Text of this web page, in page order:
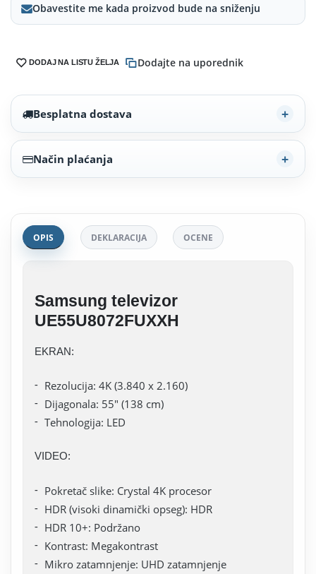
Obavestite me kada proizvod bude na sniženju
DODAJ NA LISTU ŽELJA Dodajte na uporednik
Besplatna dostava
Način plaćanja
OPIS DEKLARACIJA OCENE
Samsung televizor
UE55U8072FUXXH
EKRAN:
Rezolucija: 4K (3.840 x 2.160)
Dijagonala: 55" (138 cm)
Tehnologija: LED
VIDEO:
Pokretač slike: Crystal 4K procesor
HDR (visoki dinamički opseg): HDR
HDR 10+: Podržano
Kontrast: Megakontrast
Mikro zatamnjenje: UHD zatamnjenje